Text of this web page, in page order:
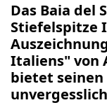
Das Baia del
Stiefelspitze
Italiens" von
bietet seinen